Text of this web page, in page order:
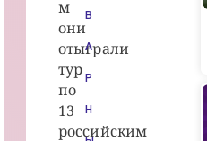
м
они
отыграли
тур
по
13
российским
В
А
Р
Н